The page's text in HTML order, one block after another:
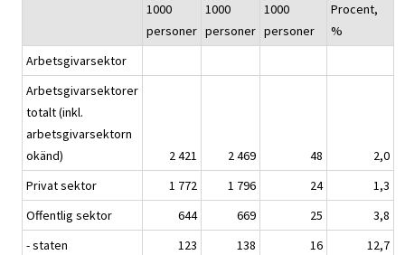
1000
personer
1000
personer
1000
personer
Procent,
%
Arbetsgivarsektor
Arbetsgivarsektorer
totalt (inkl.
arbetsgivarsektorn
okänd)
2 421 2 469 48
2,0
Privat sektor
1 772 1 796 24
1,3
Offentlig sektor
644 669 25
3,8
- staten
123 138 16
12,7